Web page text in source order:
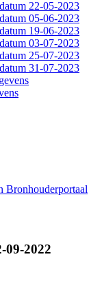
22-05-2023
05-06-2023
19-06-2023
03-07-2023
25-07-2023
31-07-2023
Bronhouderportaal
09-2022